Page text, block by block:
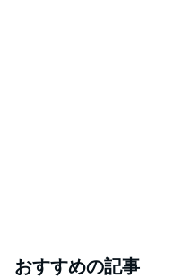
おすすめの記事